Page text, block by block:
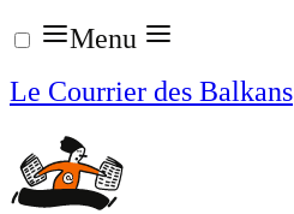
Aller
au
contenu
Menu
Le Courrier des Balkans